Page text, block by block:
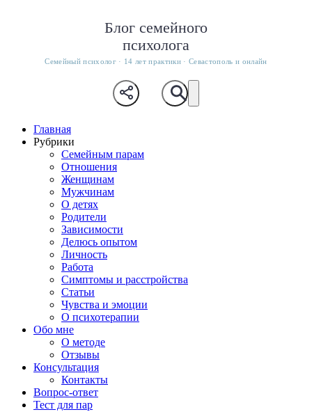
Блог семейного
психолога
Семейный психолог · 14 лет практики · Севастополь и онлайн
Главная
Рубрики
Семейным парам
Отношения
Женщинам
Мужчинам
О детях
Родители
Зависимости
Делюсь опытом
Личность
Работа
Симптомы и расстройства
Статьи
Чувства и эмоции
О психотерапии
Обо мне
О методе
Отзывы
Консультация
Контакты
Вопрос-ответ
Тест для пар